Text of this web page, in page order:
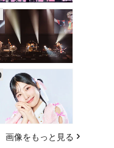
画像をもっと見る